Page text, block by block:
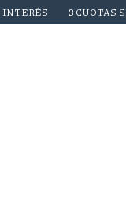
3 CUOTAS SIN